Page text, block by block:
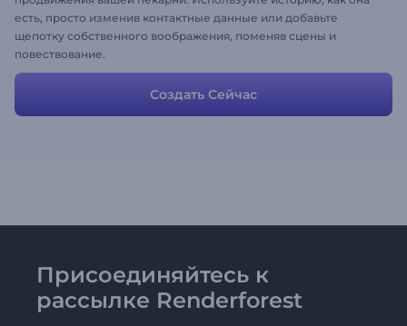
есть, просто изменив контактные данные или добавьте
щепотку собственного воображения, поменяв сцены и
повествование.
Создать Сейчас
Присоединяйтесь к
рассылке Renderforest